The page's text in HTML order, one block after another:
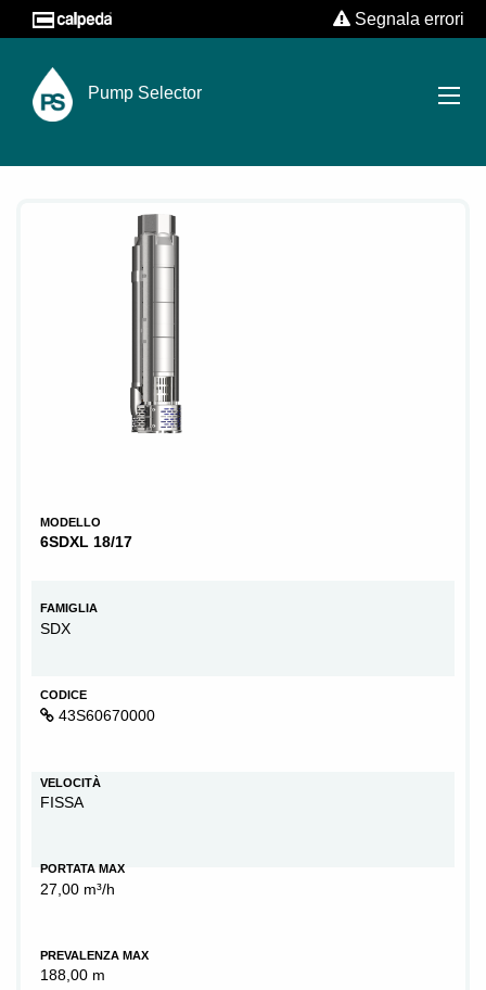
Segnala errori
Pump Selector
MODELLO
6SDXL 18/17
FAMIGLIA
SDX
CODICE
43S60670000
VELOCITÀ
FISSA
PORTATA MAX
27,00 m³/h
PREVALENZA MAX
188,00 m